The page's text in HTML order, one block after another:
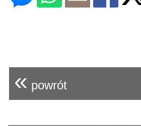
« powrót